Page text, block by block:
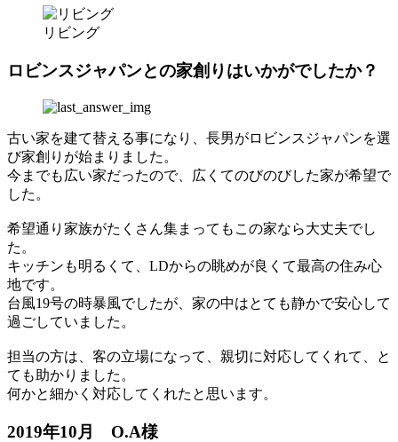
リビング
ロビンスジャパンとの家創りはいかがでしたか？
古い家を建て替える事になり、長男がロビンスジャパンを選
び家創りが始まりました。
今までも広い家だったので、広くてのびのびした家が希望で
した。
希望通り家族がたくさん集まってもこの家なら大丈夫でし
た。
キッチンも明るくて、LDからの眺めが良くて最高の住み心
地です。
台風19号の時暴風でしたが、家の中はとても静かで安心して
過ごしていました。
担当の方は、客の立場になって、親切に対応してくれて、と
ても助かりました。
何かと細かく対応してくれたと思います。
2019年10月 O.A様